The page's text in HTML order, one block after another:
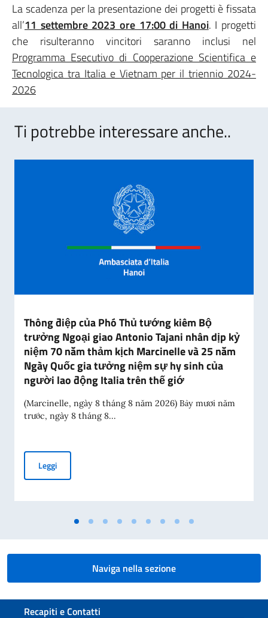
La scadenza per la presentazione dei progetti è fissata
all’11 settembre 2023 ore 17:00 di Hanoi. I progetti
che risulteranno vincitori saranno inclusi nel
Programma Esecutivo di Cooperazione Scientifica e
Tecnologica tra Italia e Vietnam per il triennio 2024-
2026
Ti potrebbe interessare anche..
Thông điệp của Phó Thủ tướng kiêm Bộ
trưởng Ngoại giao Antonio Tajani nhân dịp kỷ
niệm 70 năm thảm kịch Marcinelle và 25 năm
Ngày Quốc gia tưởng niệm sự hy sinh của
người lao động Italia trên thế giớ
(Marcinelle, ngày 8 tháng 8 năm 2026) Bảy mươi năm
trước, ngày 8 tháng 8...
LeggiThông điệp của Phó Thủ tướng kiêm Bộ trưởng Ngoại
Naviga nella sezione
Sezione footer
Recapiti e Contatti